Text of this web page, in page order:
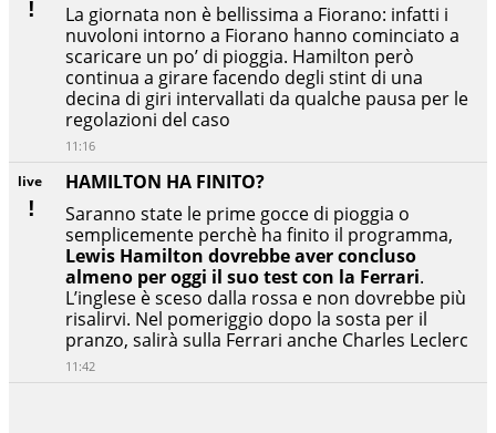
live
HAMILTON HA FINITO?
Saranno state le prime gocce di pioggia o
semplicemente perchè ha finito il programma,
Lewis Hamilton dovrebbe aver concluso
almeno per oggi il suo test con la Ferrari.
L’inglese è sceso dalla rossa e non dovrebbe più
risalirvi. Nel pomeriggio dopo la sosta per il
pranzo, salirà sulla Ferrari anche Charles Leclerc
11:42
La giornata non è bellissima a Fiorano: infatti i
nuvoloni intorno a Fiorano hanno cominciato a
scaricare un po’ di pioggia. Hamilton però
continua a girare facendo degli stint di una
decina di giri intervallati da qualche pausa per le
regolazioni del caso
11:16